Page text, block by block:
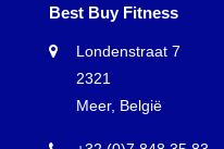
Best Buy Fitness
Londenstraat 7
2321
Meer, België